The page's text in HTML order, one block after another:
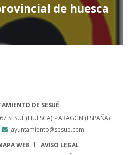
de huesca
DE SESUÉ
SESUÉ (HUESCA) - ARAGÓN (ESPAÑA)
ayuntamiento@sesue.com
WEB
AVISO LEGAL